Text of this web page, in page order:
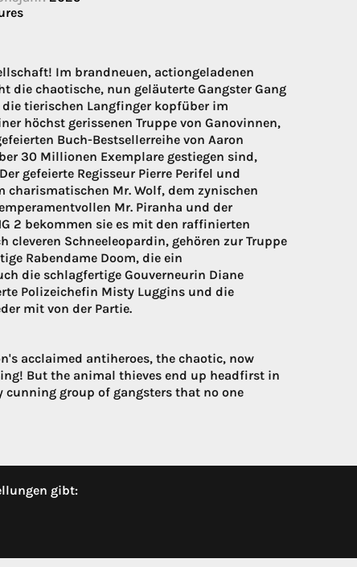
Im brandneuen, actiongeladenen
die chaotische, nun geläuterte Gangster Gang
tierischen Langfinger kopfüber im
höchst gerissenen Truppe von Ganovinnen,
Buch-Bestsellerreihe von Aaron
30 Millionen Exemplare gestiegen sind,
gefeierte Regisseur Pierre Perifel und
charismatischen Mr. Wolf, dem zynischen
Mr. Piranha und der
2 bekommen sie es mit den raffinierten
Schneeleopardin, gehören zur Truppe
Rabendame Doom, die ein
die schlagfertige Gouverneurin Diane
Polizeichefin Misty Luggins und die
mit von der Partie.
acclaimed antiheroes, the chaotic, now
But the animal thieves end up headfirst in
group of gangsters that no one
gibt: